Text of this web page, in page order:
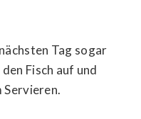
Tag sogar
Fisch auf und
Servieren.